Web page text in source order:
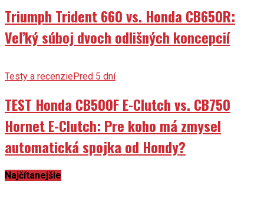
Triumph Trident 660 vs. Honda CB650R:
Veľký súboj dvoch odlišných koncepcií
Testy a recenziePred 5 dní
TEST Honda CB500F E-Clutch vs. CB750
Hornet E-Clutch: Pre koho má zmysel
automatická spojka od Hondy?
Najčítanejšie